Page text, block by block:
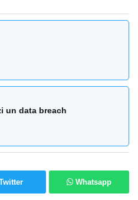
un data breach
Whatsapp